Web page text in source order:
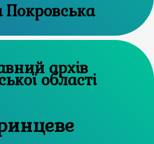
Покровська
архів
області